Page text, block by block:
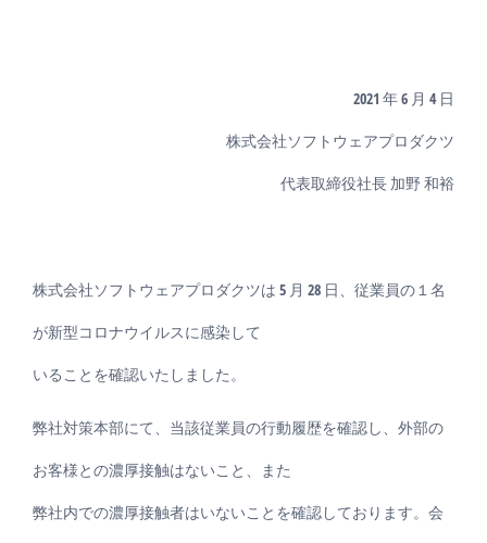
2021 年 6 月 4 日
株式会社ソフトウェアプロダクツ
代表取締役社長 加野 和裕
株式会社ソフトウェアプロダクツは 5 月 28 日、従業員の１名
が新型コロナウイルスに感染して
いることを確認いたしました。
弊社対策本部にて、当該従業員の行動履歴を確認し、外部の
お客様との濃厚接触はないこと、また
弊社内での濃厚接触者はいないことを確認しております。会